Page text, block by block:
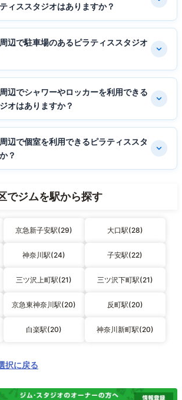
ィススタジオはありますか？
辺で駐車場のあるピラティススタジオ
辺でシャワーやロッカーを利用できる
オはありますか？
辺で個室を利用できるピラティススタ
？
でジムを駅から探す
京急新子安駅(29) 大口駅(28)
神奈川駅(24) 子安駅(22)
三ツ沢上町駅(21) 三ツ沢下町駅(21)
京急東神奈川駅(20) 反町駅(20)
白楽駅(20) 神奈川新町駅(20)
択に戻る